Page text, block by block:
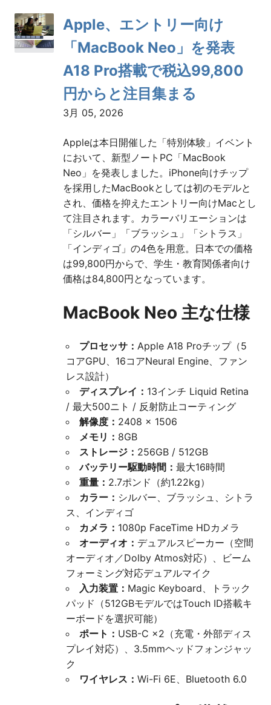
Apple、エントリー向け
「MacBook Neo」を発表
A18 Pro搭載で税込99,800
円からと注目集まる
3月 05, 2026
Appleは本日開催した「特別体験」イベント
において、新型ノートPC「MacBook
Neo」を発表しました。iPhone向けチップ
を採用したMacBookとしては初のモデルと
され、価格を抑えたエントリー向けMacとし
て注目されます。カラーバリエーションは
「シルバー」「ブラッシュ」「シトラス」
「インディゴ」の4色を用意。日本での価格
は99,800円からで、学生・教育関係者向け
価格は84,800円となっています。
MacBook Neo 主な仕様
プロセッサ： Apple A18 Proチップ（5
コアGPU、16コアNeural Engine、ファン
レス設計）
ディスプレイ： 13インチ Liquid Retina
/ 最大500ニト / 反射防止コーティング
解像度： 2408 × 1506
メモリ： 8GB
ストレージ： 256GB / 512GB
バッテリー駆動時間： 最大16時間
重量： 2.7ポンド（約1.22kg）
カラー： シルバー、ブラッシュ、シトラ
ス、インディゴ
カメラ： 1080p FaceTime HDカメラ
オーディオ： デュアルスピーカー（空間
オーディオ／Dolby Atmos対応）、ビーム
フォーミング対応デュアルマイク
入力装置： Magic Keyboard、トラック
パッド（512GBモデルではTouch ID搭載キ
ーボードを選択可能）
ポート： USB-C ×2（充電・外部ディス
プレイ対応）、3.5mmヘッドフォンジャッ
ク
ワイヤレス： Wi-Fi 6E、Bluetooth 6.0